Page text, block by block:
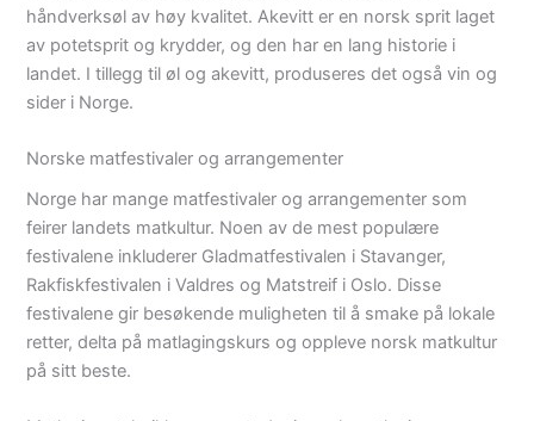
håndverksøl av høy kvalitet. Akevitt er en norsk sprit laget
av potetsprit og krydder, og den har en lang historie i
landet. I tillegg til øl og akevitt, produseres det også vin og
sider i Norge.
Norske matfestivaler og arrangementer
Norge har mange matfestivaler og arrangementer som
feirer landets matkultur. Noen av de mest populære
festivalene inkluderer Gladmatfestivalen i Stavanger,
Rakfiskfestivalen i Valdres og Matstreif i Oslo. Disse
festivalene gir besøkende muligheten til å smake på lokale
retter, delta på matlagingskurs og oppleve norsk matkultur
på sitt beste.